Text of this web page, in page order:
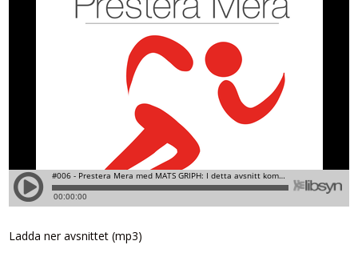
Ladda ner avsnittet (mp3)